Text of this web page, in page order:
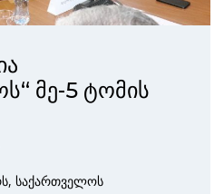
მე-5 ტომის
საქართველოს